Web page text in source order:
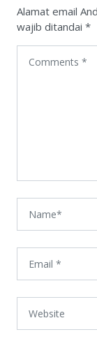
Alamat email
wajib ditandai *